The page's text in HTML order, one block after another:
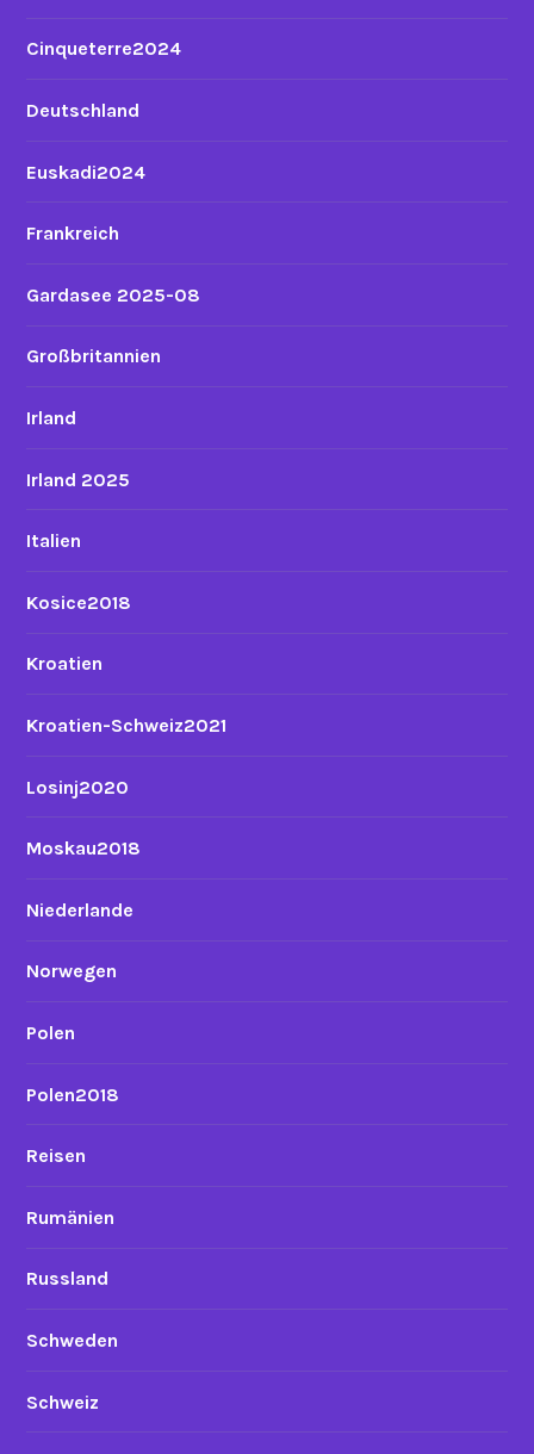
Cinqueterre2024
Deutschland
Euskadi2024
Frankreich
Gardasee 2025-08
Großbritannien
Irland
Irland 2025
Italien
Kosice2018
Kroatien
Kroatien-Schweiz2021
Losinj2020
Moskau2018
Niederlande
Norwegen
Polen
Polen2018
Reisen
Rumänien
Russland
Schweden
Schweiz